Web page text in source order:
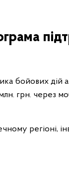
бойових дій
грн. через
регіоні,